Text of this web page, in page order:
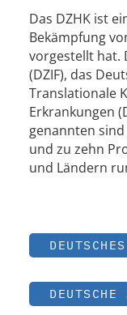
Das DZHK ist
Bekämpfung
vorgestellt hat.
(DZIF), das
Translationale
Erkrankungen
genannten
und zu zehn
und Ländern
DEUTSCHE